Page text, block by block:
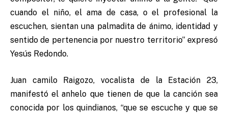
cuando el niño, el ama de casa, o el profesional la
escuchen, sientan una palmadita de ánimo, identidad y
sentido de pertenencia por nuestro territorio” expresó
Yesús Redondo.
Juan camilo Raigozo, vocalista de la Estación 23,
manifestó el anhelo que tienen de que la canción sea
conocida por los quindianos, “que se escuche y que se